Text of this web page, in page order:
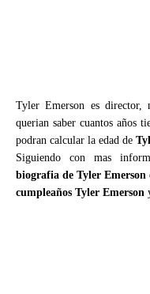
Tyler Emerson es
querian saber cuantos años
podran calcular la edad de
Siguiendo con mas
biografia de Tyler Emerson
cumpleaños Tyler Emerson